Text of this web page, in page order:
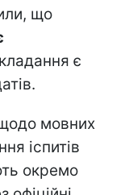
що
є
щодо мовних
іспитів
окремо